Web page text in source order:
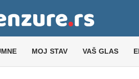
MOJ STAV VAŠ GLAS